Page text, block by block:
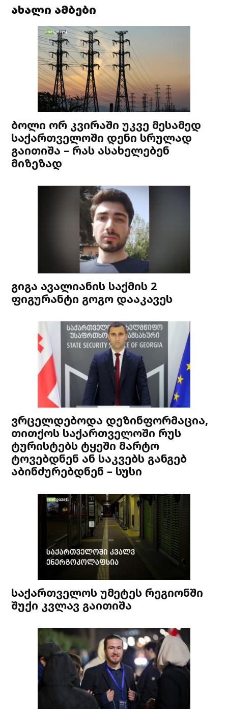
ახალი ამბები
ბოლი ორ კვირაში უკვე მესამედ
საქართველოში დენი სრულად
გაითიშა – რას ასახელებენ
მიზეზად
გიგა ავალიანის საქმის 2
ფიგურანტი გოგო დააკავეს
ვრცელდებოდა დეზინფორმაცია,
თითქოს საქართველოში რუს
ტურისტებს ტყეში მარტო
ტოვებდნენ ან საკვებს განგებ
აბინძურებდნენ – სუსი
საქართველოს უმეტეს რეგიონში
შუქი კვლავ გაითიშა